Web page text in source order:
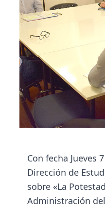
Con fecha Jueves
Dirección de
sobre «La
Administración